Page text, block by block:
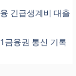
긴급생계비 대출
금융권 통신 기록